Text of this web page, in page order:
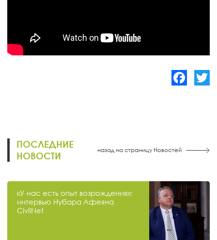
ПОСЛЕДНИЕ
НОВОСТИ
назад на страницу Новостей
«У нас есть опыт возрождения»:
интервью Нубара Афеяна
CivilNet